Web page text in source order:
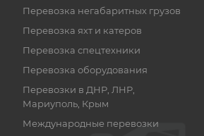
Перевозка негабаритных грузов
Перевозка яхт и катеров
Перевозка спецтехники
Перевозка оборудования
Перевозки в ДНР, ЛНР,
Мариуполь, Крым
Международные перевозки